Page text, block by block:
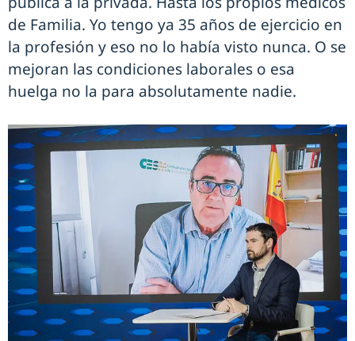
de Familia. Yo tengo ya 35 años de ejercicio en
la profesión y eso no lo había visto nunca. O se
mejoran las condiciones laborales o esa
huelga no la para absolutamente nadie.